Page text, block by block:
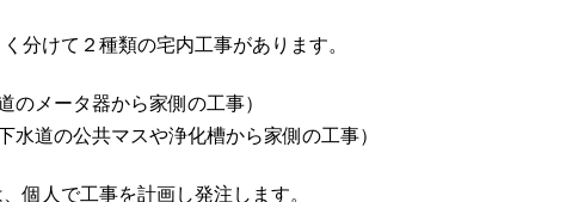
分けて２種類の宅内工事があります。
のメータ器から家側の工事）
水道の公共マスや浄化槽から家側の工事）
個人で工事を計画し発注します。